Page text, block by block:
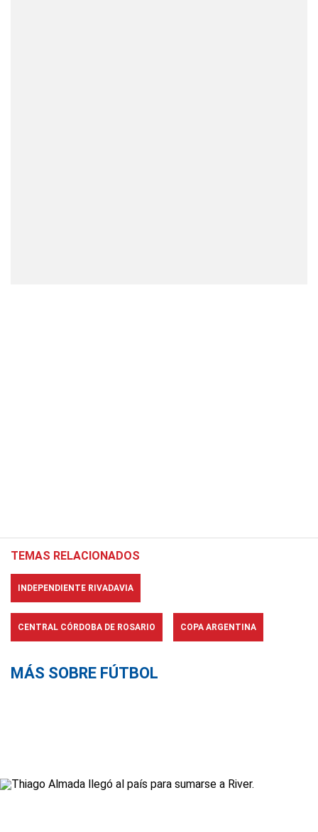
TEMAS RELACIONADOS
INDEPENDIENTE RIVADAVIA
CENTRAL CÓRDOBA DE ROSARIO COPA ARGENTINA
MÁS SOBRE FÚTBOL